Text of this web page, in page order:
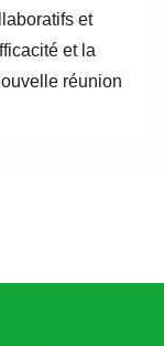
et
et la
réunion